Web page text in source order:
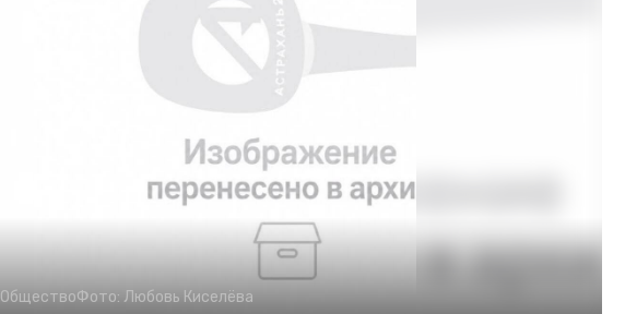
ОбществоФото: Любовь Киселёва